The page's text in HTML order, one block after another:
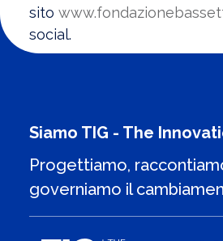
sito
social.
Siamo TIG - The
Progettiamo,
governiamo il